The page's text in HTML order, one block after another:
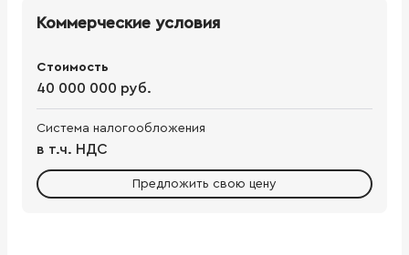
Коммерческие условия
Стоимость
40 000 000 руб.
Система налогообложения
в т.ч. НДС
Предложить свою цену